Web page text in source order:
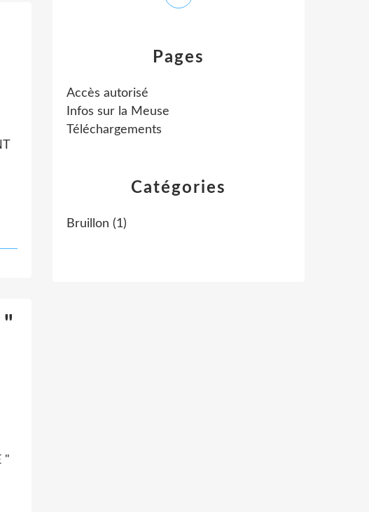
"
Catégories
Bruillon (1)
Pages
Accès autorisé
Infos sur la Meuse
Téléchargements